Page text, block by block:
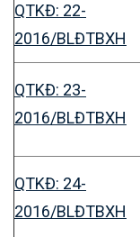
QTKĐ: 22-
2016/BLĐTBXH
QTKĐ: 23-
2016/BLĐTBXH
QTKĐ: 24-
2016/BLĐTBXH